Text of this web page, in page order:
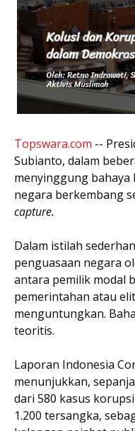
Topswara.com --
Subianto, dalam
menyinggung
negara berkembang
capture.
Dalam istilah
penguasaan negara
antara pemilik modal
pemerintahan atau
menguntungkan.
teoritis.
Laporan Indonesia
menunjukkan,
dari 580 kasus
1.200 tersangka,